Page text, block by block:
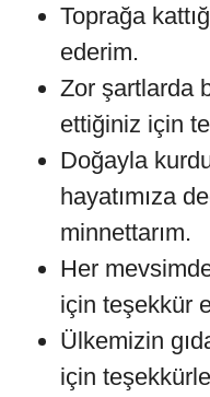
Toprağa
ederim.
Zor şartlarda
ettiğiniz için
Doğayla
hayatımıza
minnettarım.
Her mevsimde
için teşekkür
Ülkemizin
için